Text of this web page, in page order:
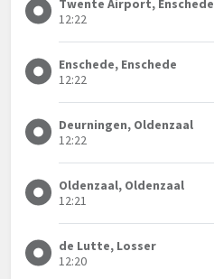
Twente Airport, Enschede
12:22
Enschede, Enschede
12:22
Deurningen, Oldenzaal
12:22
Oldenzaal, Oldenzaal
12:21
de Lutte, Losser
12:20